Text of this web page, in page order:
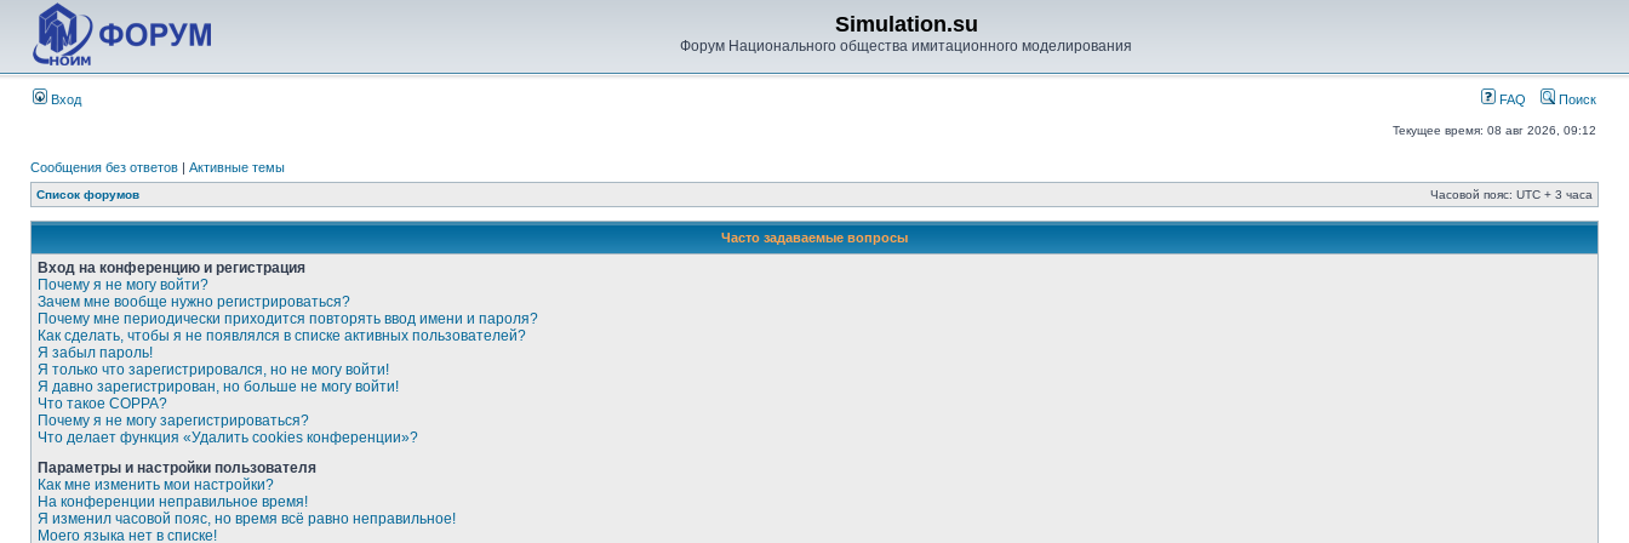
Simulation.su
Форум Национального общества имитационного моделирования
Вход FAQ Поиск
Текущее время: 08 авг 2026, 09:12
Сообщения без ответов | Активные темы
Список форумов Часовой пояс: UTC + 3 часа
Часто задаваемые вопросы
Вход на конференцию и регистрация
Почему я не могу войти?
Зачем мне вообще нужно регистрироваться?
Почему мне периодически приходится повторять ввод имени и пароля?
Как сделать, чтобы я не появлялся в списке активных пользователей?
Я забыл пароль!
Я только что зарегистрировался, но не могу войти!
Я давно зарегистрирован, но больше не могу войти!
Что такое COPPA?
Почему я не могу зарегистрироваться?
Что делает функция «Удалить cookies конференции»?
Параметры и настройки пользователя
Как мне изменить мои настройки?
На конференции неправильное время!
Я изменил часовой пояс, но время всё равно неправильное!
Моего языка нет в списке!